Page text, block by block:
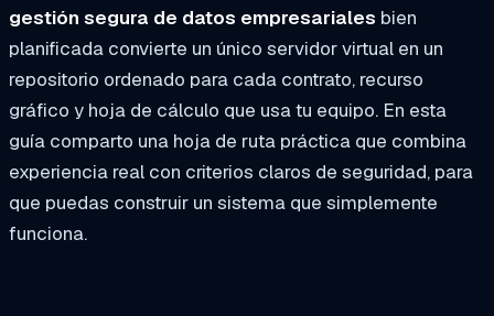
gestión segura de datos empresariales bien
planificada convierte un único servidor virtual en un
repositorio ordenado para cada contrato, recurso
gráfico y hoja de cálculo que usa tu equipo. En esta
guía comparto una hoja de ruta práctica que combina
experiencia real con criterios claros de seguridad, para
que puedas construir un sistema que simplemente
funciona.